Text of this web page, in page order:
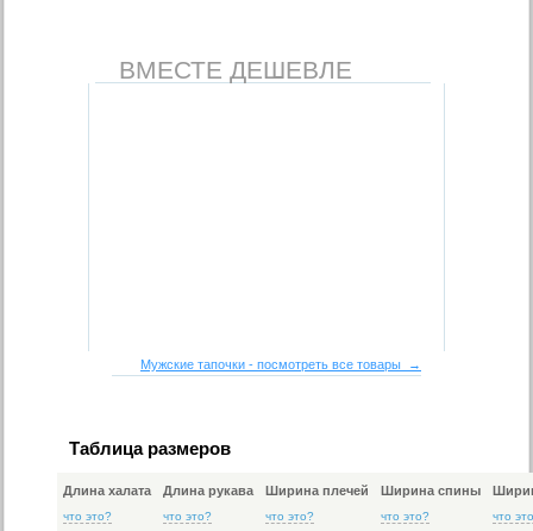
ВМЕСТЕ ДЕШЕВЛЕ
Мужские тапочки - посмотреть все товары →
Таблица размеров
Длина халата
что это?
Длина рукава
что это?
Ширина плечей
что это?
Ширина спины
что это? что